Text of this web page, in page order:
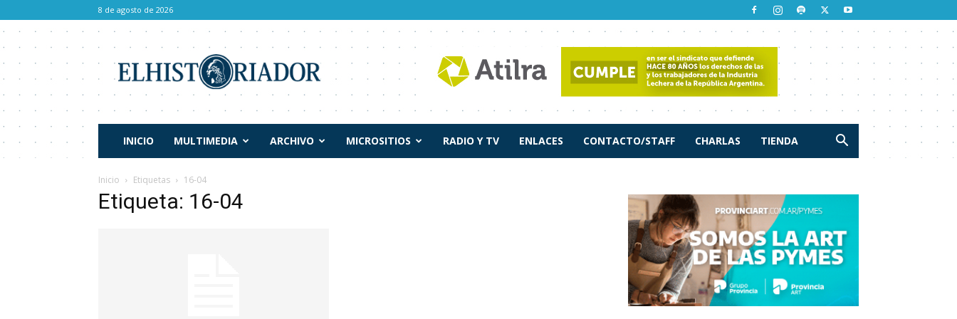
8 de agosto de 2026
Historiador
INICIO MULTIMEDIA ARCHIVO MICROSITIOS RADIO Y TV ENLACES CONTACTO/STAFF CHARLAS TIENDA
Inicio Etiquetas 16-04
Etiqueta: 16-04